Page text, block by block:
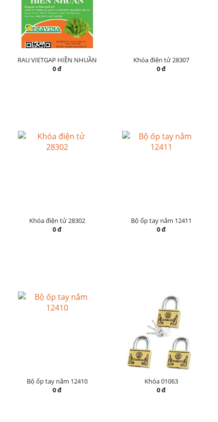
RAU VIETGAP HIỀN NHUẦN
0 đ
Khóa điện tử 28307
0 đ
Khóa điện tử 28302
0 đ
Bộ ốp tay nắm 12411
0 đ
Bộ ốp tay nắm 12410
0 đ
Khóa 01063
0 đ